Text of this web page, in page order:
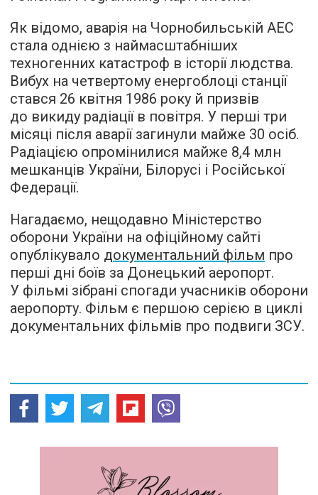
Як відомо, аварія на Чорнобильській АЕС
стала однією з наймасштабніших
техногенних катастроф в історії людства.
Вибух на четвертому енергоблоці станції
стався 26 квітня 1986 року й призвів
до викиду радіації в повітря. У перші три
місяці після аварії загинули майже 30 осіб.
Радіацією опромінилися майже 8,4 млн
мешканців України, Білорусі і Російської
Федерації.
Нагадаємо, нещодавно Міністерство
оборони України на офіційному сайті
опублікувало документальний фільм про
перші дні боїв за Донецький аеропорт.
У фільмі зібрані спогади учасників оборони
аеропорту. Фільм є першою серією в циклі
документальних фільмів про подвиги ЗСУ.